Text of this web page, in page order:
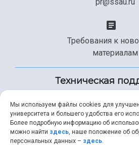
Требования к
материалам
Техническая
+7 (846) 267-
Мы используем файлы cookies для
университета и большего удобства его
Более подробную информацию об
можно найти здесь, наше положение об
персональных данных – здесь.